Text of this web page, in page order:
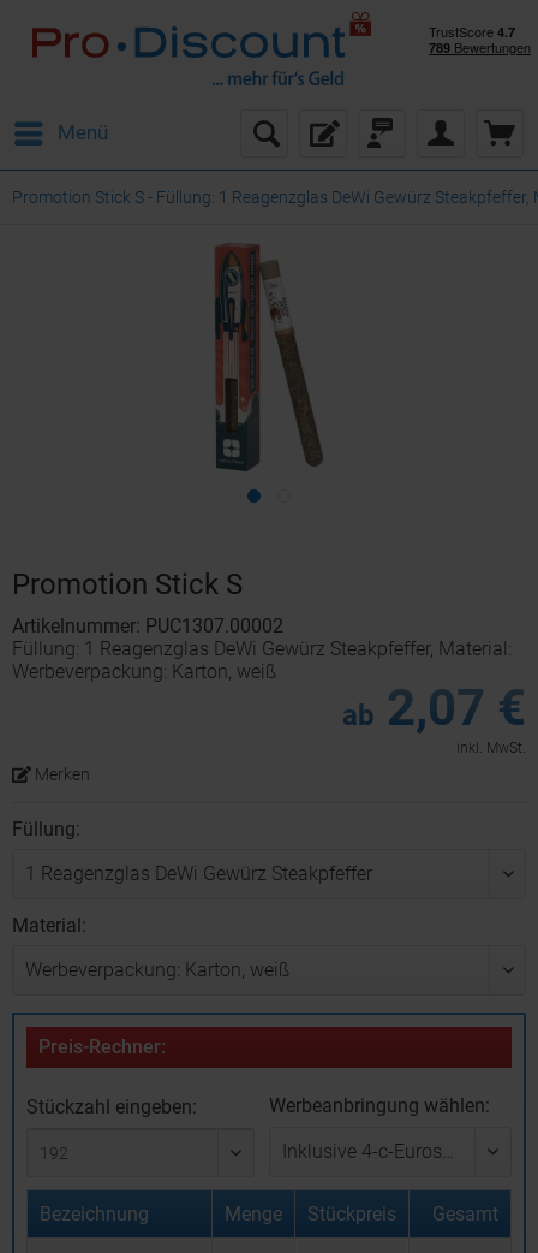
Menü
Promotion Stick S - Füllung: 1 Reagenzglas DeWi Gewürz
Promotion Stick S
Artikelnummer: PUC1307.00002
Füllung: 1 Reagenzglas DeWi Gewürz Steakpfeffer, Material:
Werbeverpackung: Karton, weiß
ab 2,07 €
inkl. MwSt.
Merken
Füllung:
Material:
Preis-Rechner:
Stückzahl eingeben: Werbeanbringung wählen:
Bezeichnung Menge Stückpreis Gesamt